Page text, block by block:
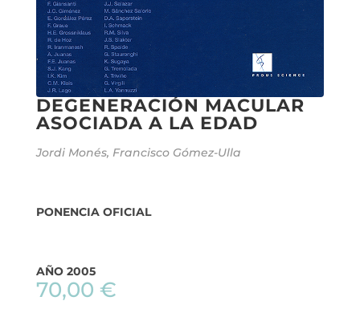
DEGENERACIÓN MACULAR
ASOCIADA A LA EDAD
Jordi Monés, Francisco Gómez-Ulla
PONENCIA OFICIAL
AÑO 2005
70,00 €